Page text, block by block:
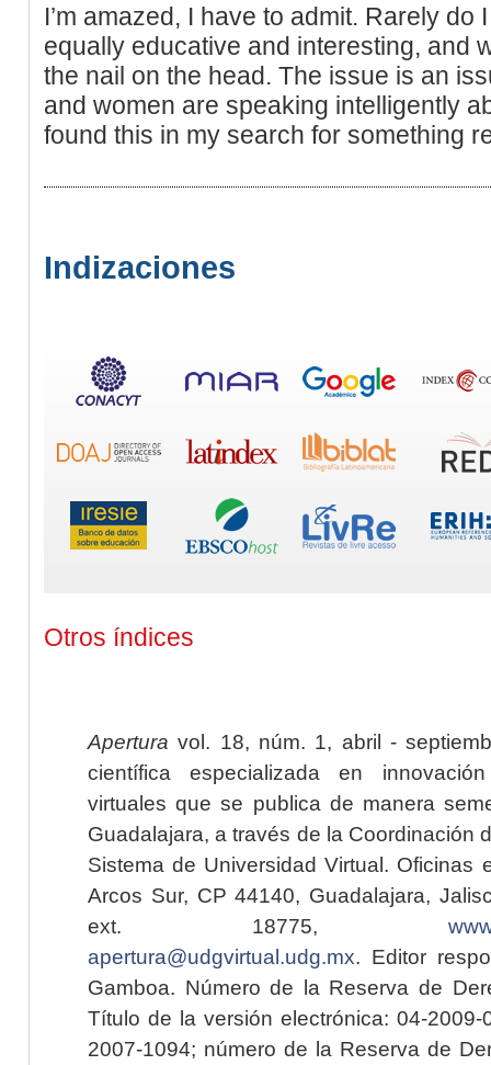
I’m amazed, I have to admit. Rarely do
equally educative and interesting, and
the nail on the head. The issue is an
and women are speaking intelligently
found this in my search for something
Indizaciones
Otros índices
Apertura vol. 18, núm. 1, abril -
científica especializada en
virtuales que se publica de manera
Guadalajara, a través de la Coordinación
Sistema de Universidad Virtual. Oficinas
Arcos Sur, CP 44140, Guadalajara,
ext. 18775,
apertura@udgvirtual.udg.mx. Editor
Gamboa. Número de la Reserva de
Título de la versión electrónica: 04-2009-
2007-1094; número de la Reserva de